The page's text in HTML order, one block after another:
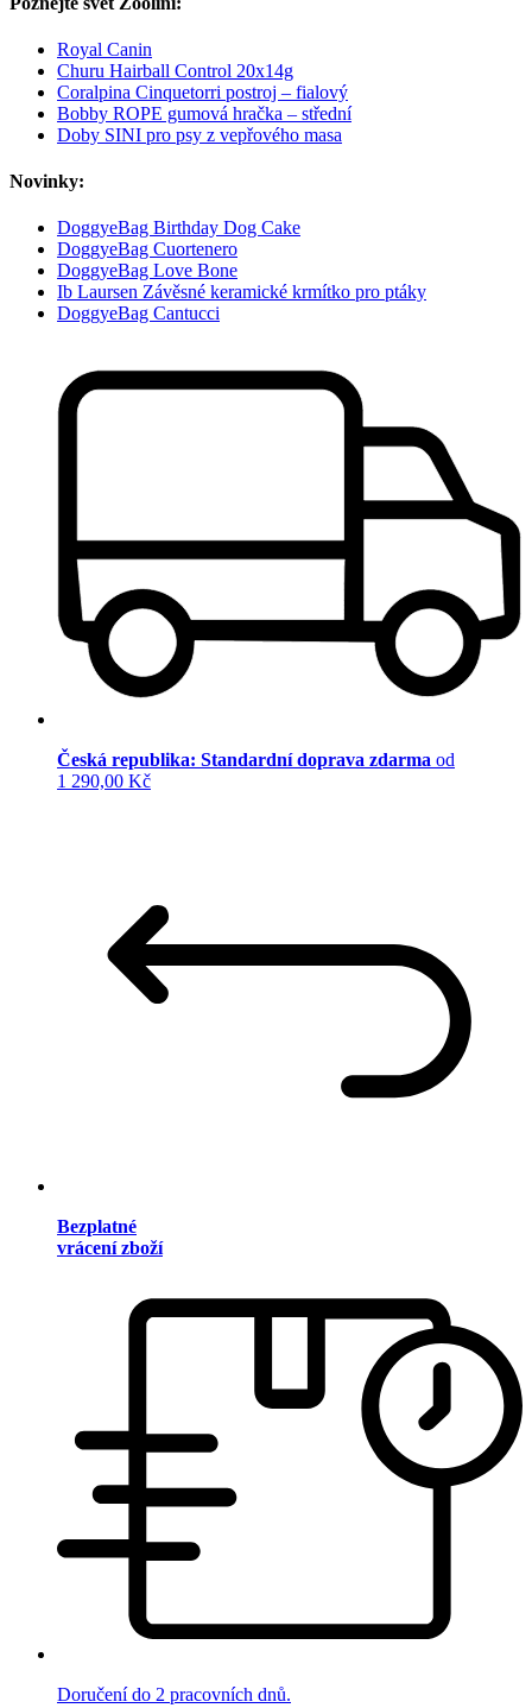
Royal Canin
Churu Hairball Control 20x14g
Coralpina Cinquetorri postroj – fialový
Bobby ROPE gumová hračka – střední
Doby SINI pro psy z vepřového masa
Novinky:
DoggyeBag Birthday Dog Cake
DoggyeBag Cuortenero
DoggyeBag Love Bone
Ib Laursen Závěsné keramické krmítko pro ptáky
DoggyeBag Cantucci
Česká republika: Standardní doprava zdarma od
1 290,00 Kč
Bezplatné
vrácení zboží
Doručení do 2 pracovních dnů.